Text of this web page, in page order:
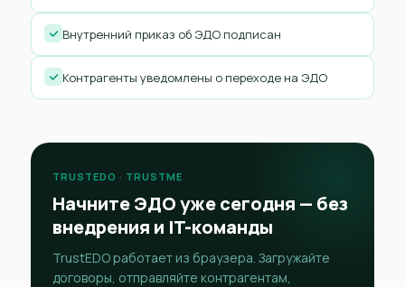
Внутренний приказ об ЭДО подписан
Контрагенты уведомлены о переходе на ЭДО
TRUSTEDO · TRUSTME
Начните ЭДО уже сегодня — без
внедрения и IT-команды
TrustEDO работает из браузера. Загружайте
договоры, отправляйте контрагентам,